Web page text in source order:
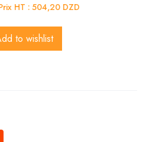
HT :504,20 DZD
to wishlist